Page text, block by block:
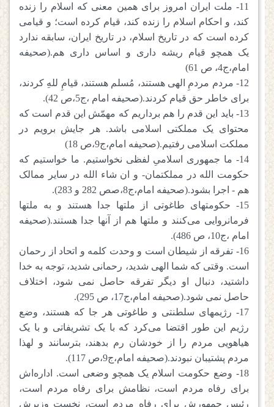
11- ملت ایران امروز برای همین معنی که اسلام را زنده
کند، و احکام اسلام را زنده کند، قیام کرده است؛ و قیامی
کرده است که در تاریخ اسلام، در تاریخ ایران، سابقه ندارد
یک همچو قیام ریشه داری و اساس داری هم.(صحیفه
امام،ج4، ص 61)
12- مردم مردمِ الهی هستند، مُسلم هستند، قیامِ للهِ کردند،
برای خاطر حق قیام کردند.(صحیفه امام ،ج5،ص 42).
13- باید این قدم را هم برداریم که مهمّش این قدم است که
محتوای یک مملکتی اسلامی باشد. هر جایش برویم در
مملکت اسلامی رفتیم.(صحیفه امام،ج9،ص 18)
14- ما جمهوری اسلامیِ لفظی نخواستیم. ما خواستیم که
حکومت الله در مملکتمان- و ان شاء الله در سایر ممالک
هم - اجرا بشود.(صحیفه امام،ج8،صص 282 و 283).
15- حکومتهای طاغوتی از ملتها جدا هستند و به ملتها
فرمانروایی می‌کنند و ملتها هم از آنها جدا هستند.(صحیفه
امام ،ج10، ص 486).
16- تفرقه از شیطان است و وحدت کلمه و اتحاد از رحمان
است. وقتی که شما الهی شدید، رحمانی شدید، توجه به خدا
داشتید، دنبال او دیگر تفرقه حاصل نمی شود، اختلاف
حاصل نمی شود.(صحیفه امام،ج17، ص 295).
17- رژیمهای سلطنتی و طاغوتی هر جا که هستند، وضع
رژیم این طور اقتضا می‌کرد که با یک تشریفاتی و با یک
هیاهویی مردم را از خودشان رم بدهند، بترسانند و لهذا
مردم پشتیبان نبودند.(صحیفه امام،ج9،ص 117).
18- وضع حکومت اسلام یک همچو وضعی است. اداره‌اش
برای رفاه مردم است، نظامش برای رفاه مردم است،
رئیس جمهورش برای رفاه مردم است، نخست وزیرش